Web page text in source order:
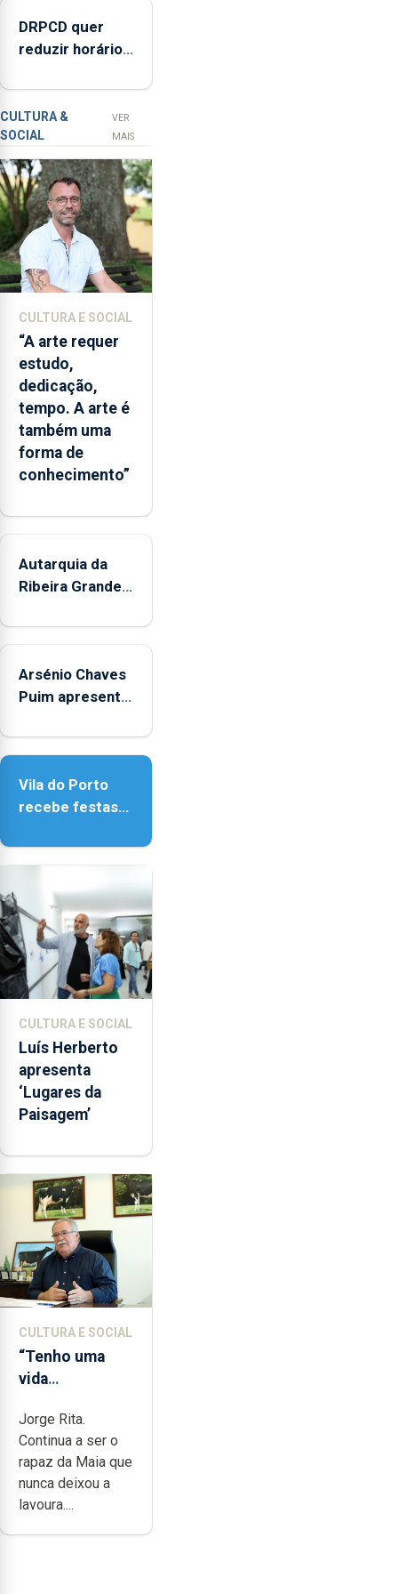
de
compra,
investimento
de
2,3
milhões
de
euros.
DRPCD quer
reduzir horário
álcool na Região
CULTURA &
SOCIAL
VER
MAIS
CULTURA E SOCIAL
“A arte requer
estudo,
dedicação,
tempo. A arte é
também uma
forma de
conhecimento”
Autarquia da
Ribeira Grande
iniciativa
Verão"
Arsénio Chaves
Puim apresenta
Biblioteca de
Vila do Porto
recebe festas
Nossa Senhora
CULTURA E SOCIAL
Luís Herberto
apresenta
‘Lugares da
Paisagem’
CULTURA E SOCIAL
“Tenho uma
vida
cheia de
trabalho,
dedicação,
gosto e muita
paixão”
Jorge Rita.
Continua a ser o
rapaz da Maia que
nunca deixou a
lavoura....